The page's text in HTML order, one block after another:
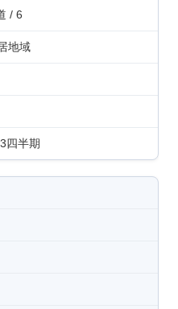
/ 6
地域
四半期